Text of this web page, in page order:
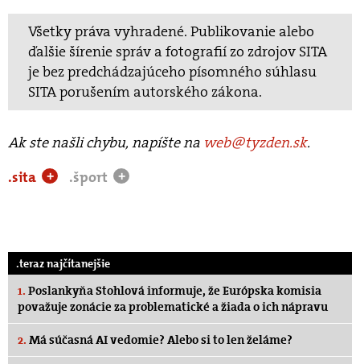
Všetky práva vyhradené. Publikovanie alebo
ďalšie šírenie správ a fotografií zo zdrojov SITA
je bez predchádzajúceho písomného súhlasu
SITA porušením autorského zákona.
Ak ste našli chybu, napíšte na web@tyzden.sk.
.sita
+ .šport +
.teraz najčítanejšie
1. Poslankyňa Stohlová informuje, že Európska komisia
považuje zonácie za problematické a žiada o ich nápravu
2. Má súčasná AI vedomie? Alebo si to len želáme?